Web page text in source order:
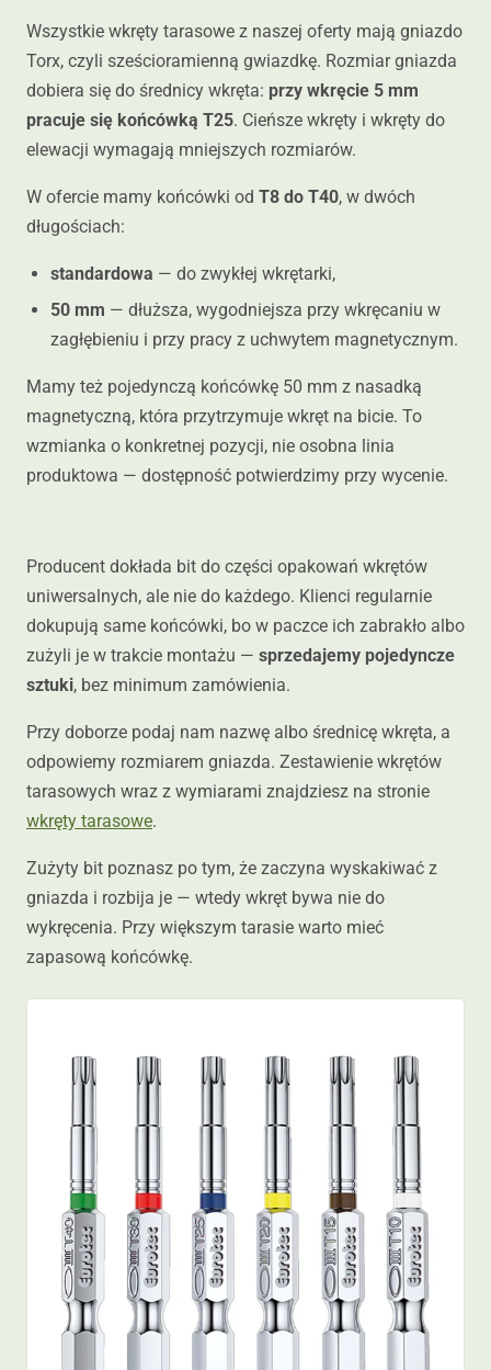
Wszystkie wkręty tarasowe z naszej oferty mają gniazdo
Torx, czyli sześcioramienną gwiazdkę. Rozmiar gniazda
dobiera się do średnicy wkręta: przy wkręcie 5 mm
pracuje się końcówką T25. Cieńsze wkręty i wkręty do
elewacji wymagają mniejszych rozmiarów.
W ofercie mamy końcówki od T8 do T40, w dwóch
długościach:
standardowa — do zwykłej wkrętarki,
50 mm — dłuższa, wygodniejsza przy wkręcaniu w
zagłębieniu i przy pracy z uchwytem magnetycznym.
Mamy też pojedynczą końcówkę 50 mm z nasadką
magnetyczną, która przytrzymuje wkręt na bicie. To
wzmianka o konkretnej pozycji, nie osobna linia
produktowa — dostępność potwierdzimy przy wycenie.
Producent dokłada bit do części opakowań wkrętów
uniwersalnych, ale nie do każdego. Klienci regularnie
dokupują same końcówki, bo w paczce ich zabrakło albo
zużyli je w trakcie montażu — sprzedajemy pojedyncze
sztuki, bez minimum zamówienia.
Przy doborze podaj nam nazwę albo średnicę wkręta, a
odpowiemy rozmiarem gniazda. Zestawienie wkrętów
tarasowych wraz z wymiarami znajdziesz na stronie
wkręty tarasowe.
Zużyty bit poznasz po tym, że zaczyna wyskakiwać z
gniazda i rozbija je — wtedy wkręt bywa nie do
wykręcenia. Przy większym tarasie warto mieć
zapasową końcówkę.